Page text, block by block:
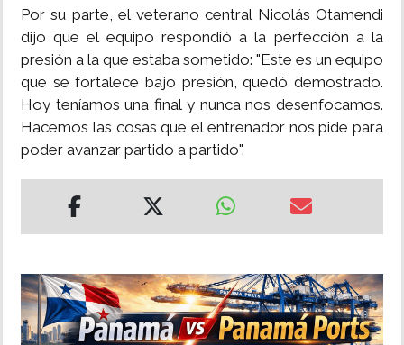
Por su parte, el veterano central Nicolás Otamendi
dijo que el equipo respondió a la perfección a la
presión a la que estaba sometido: "Este es un equipo
que se fortalece bajo presión, quedó demostrado.
Hoy teníamos una final y nunca nos desenfocamos.
Hacemos las cosas que el entrenador nos pide para
poder avanzar partido a partido".